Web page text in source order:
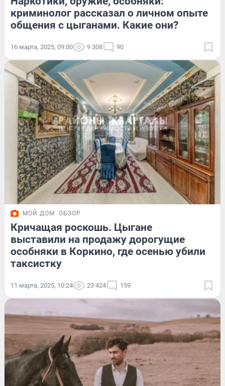
криминолог рассказал о личном опыте
общения с цыганами. Какие они?
16 марта, 2025, 09:00 9 308 90
МОЙ ДОМ ОБЗОР
Кричащая роскошь. Цыгане
выставили на продажу дорогущие
особняки в Коркино, где осенью убили
таксистку
11 марта, 2025, 10:24 23 424 159